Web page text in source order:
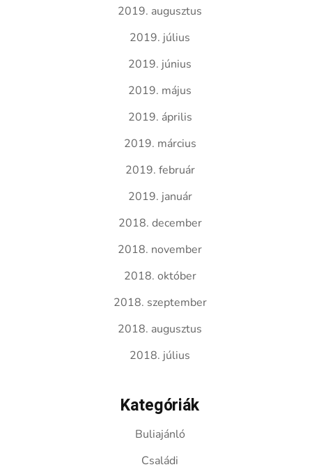
2019. augusztus
2019. július
2019. június
2019. május
2019. április
2019. március
2019. február
2019. január
2018. december
2018. november
2018. október
2018. szeptember
2018. augusztus
2018. július
Kategóriák
Buliajánló
Családi